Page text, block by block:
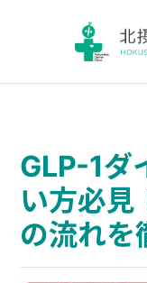
GLP-1ダ
い方必見
の流れを